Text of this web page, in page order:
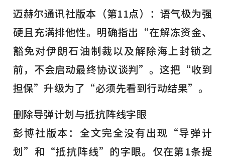
迈赫尔通讯社版本（第11点）：语气极为强
硬且充满排他性。明确指出“在解冻资金、
豁免对伊朗石油制裁以及解除海上封锁之
前，不会启动最终协议谈判”。这把“收到
担保”升级为了“必须先看到行动结果”。
删除导弹计划与抵抗阵线字眼
彭博社版本：全文完全没有出现“导弹计
划”和“抵抗阵线”的字眼。仅在第1条提